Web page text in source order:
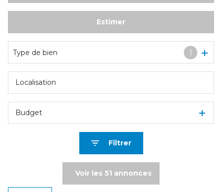
De l'immo pro
De l'immo pro
Estimer
Type de bien 1
Budget
Filtrer
Voir les 51 annonces